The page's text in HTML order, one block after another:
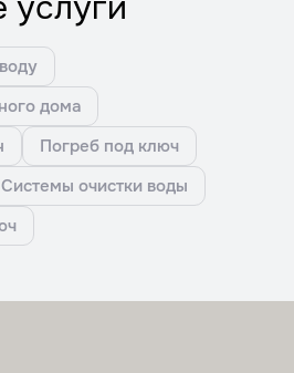
дома
Погреб под ключ
Системы очистки воды